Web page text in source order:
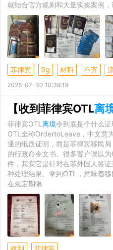
就结合官方规则和大量实操案例，
菲律宾 9g 材料 不齐
2026-07-30 10:39:19
【收到菲律宾OTL离
菲律宾OTL 离境令到底是个什么证
OTL全称OrdertoLeave，中文意
通的纸质证明，而是菲律宾移民
的行政命令文书。很多客户误以
件，其实它是针对在菲外国人签
种处理结果。拿到OTL，意味着
在规定期限
收到 菲律宾